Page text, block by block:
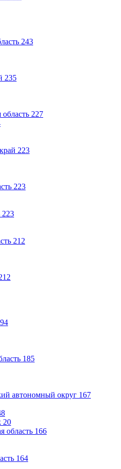
243
235
227
223
223
223
212
185
автономный округ 167
20
область 166
164